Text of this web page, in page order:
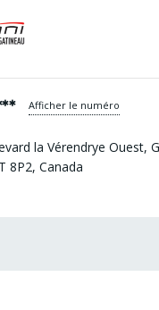
Afficher le numéro
la Vérendrye Ouest,
8P2, Canada